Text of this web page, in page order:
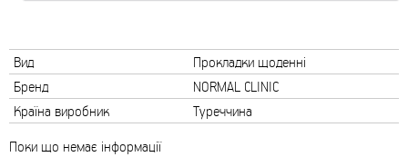
Вид
Прокладки щоденні
Бренд
NORMAL CLINIC
Країна виробник
Туреччина
Поки що немає інформації